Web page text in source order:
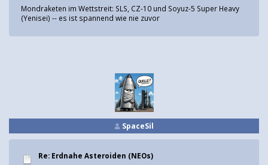
Mondraketen im Wettstreit: SLS, CZ-10 und Soyuz-5 Super Heavy
(Yenisei) -- es ist spannend wie nie zuvor
SpaceSil
Re: Erdnahe Asteroiden (NEOs)